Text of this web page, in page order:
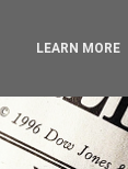
LEARN MORE